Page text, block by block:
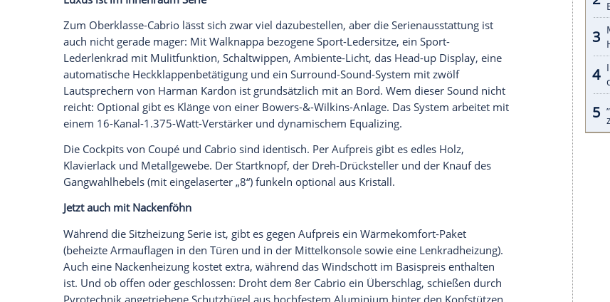
Ich bin damit einverstanden, dass mir externe Inhalte angezeigt werden. Damit können personenbezogene
Daten an Drittplattformen übermittelt werden.Mehr dazu in unseren Datenschutzhinweisen.
Außerdem kostet das Dach nicht nur geöffnet Kofferraumvolumen: Der Verdeckkasten
lässt sich zwar wegklappen, aber selbst dann sind es statt 420 Liter wie beim nur
350, in denen zudem das serienmäßige Windschott unterkommen sollte. Bei geöffnetem
Verdeck ist die Heckpartie schön flach, aber der Gepäckraum schrumpft auf 280 Liter. Wer
mehr Stauraum braucht, kann die serienmäßig symmetrisch im Verhältnis 50 zu 50 geteilte
Rücklehne per Hebelzug vom Kofferraum aus umklappen. Die Durchlade fällt im Vergleich
zumCoupéetwas kleiner aus, weil rechts und links von ihr die ausfahrbaren Überrollbügel
untergebracht sind; bei offenem Dach hängt außerdem der Verdeckkasten davor.
Nicht sichtbar aber für dieSteifigkeitder Karosse ohne Dach wichtig: Zusätzliche
Zugstreben und ein sogenanntes Schubfeld im Unterboden – dasMehrgewicht beträgt
relativ gesehen überschaubare 125 Kilogramm (EU-Leergewicht des M850i: 2.090
Kilogramm).